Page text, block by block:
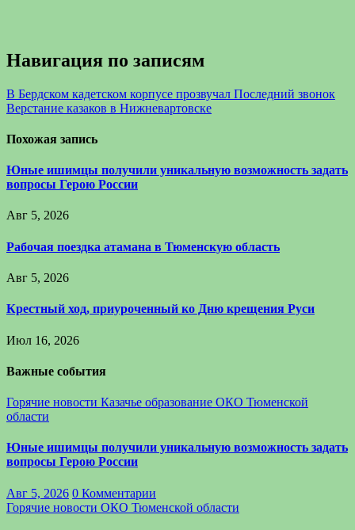
Навигация по записям
В Бердском кадетском корпусе прозвучал Последний звонок
Верстание казаков в Нижневартовске
Похожая запись
Юные ишимцы получили уникальную возможность задать
вопросы Герою России
Авг 5, 2026
Рабочая поездка атамана в Тюменскую область
Авг 5, 2026
Крестный ход, приуроченный ко Дню крещения Руси
Июл 16, 2026
Важные события
Горячие новости Казачье образование ОКО Тюменской
области
Юные ишимцы получили уникальную возможность задать
вопросы Герою России
Авг 5, 2026 0 Комментарии
Горячие новости ОКО Тюменской области